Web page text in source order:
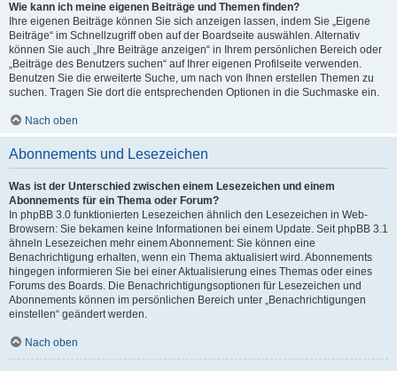
Wie kann ich meine eigenen Beiträge und Themen finden?
Ihre eigenen Beiträge können Sie sich anzeigen lassen, indem Sie „Eigene
Beiträge“ im Schnellzugriff oben auf der Boardseite auswählen. Alternativ
können Sie auch „Ihre Beiträge anzeigen“ in Ihrem persönlichen Bereich oder
„Beiträge des Benutzers suchen“ auf Ihrer eigenen Profilseite verwenden.
Benutzen Sie die erweiterte Suche, um nach von Ihnen erstellen Themen zu
suchen. Tragen Sie dort die entsprechenden Optionen in die Suchmaske ein.
Nach oben
Abonnements und Lesezeichen
Was ist der Unterschied zwischen einem Lesezeichen und einem
Abonnements für ein Thema oder Forum?
In phpBB 3.0 funktionierten Lesezeichen ähnlich den Lesezeichen in Web-
Browsern: Sie bekamen keine Informationen bei einem Update. Seit phpBB 3.1
ähneln Lesezeichen mehr einem Abonnement: Sie können eine
Benachrichtigung erhalten, wenn ein Thema aktualisiert wird. Abonnements
hingegen informieren Sie bei einer Aktualisierung eines Themas oder eines
Forums des Boards. Die Benachrichtigungsoptionen für Lesezeichen und
Abonnements können im persönlichen Bereich unter „Benachrichtigungen
einstellen“ geändert werden.
Nach oben